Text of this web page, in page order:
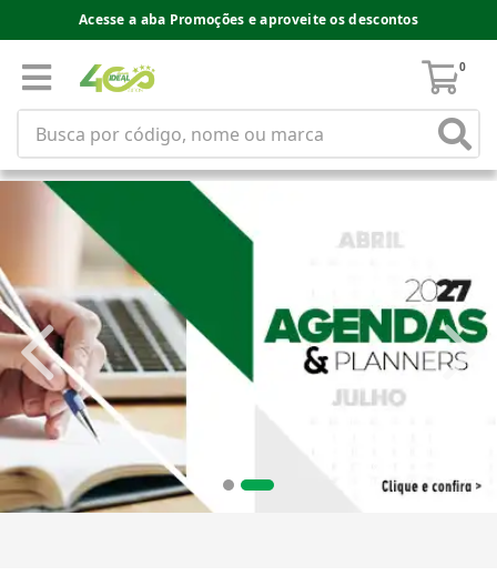
Acesse a aba Promoções e aproveite os descontos
0